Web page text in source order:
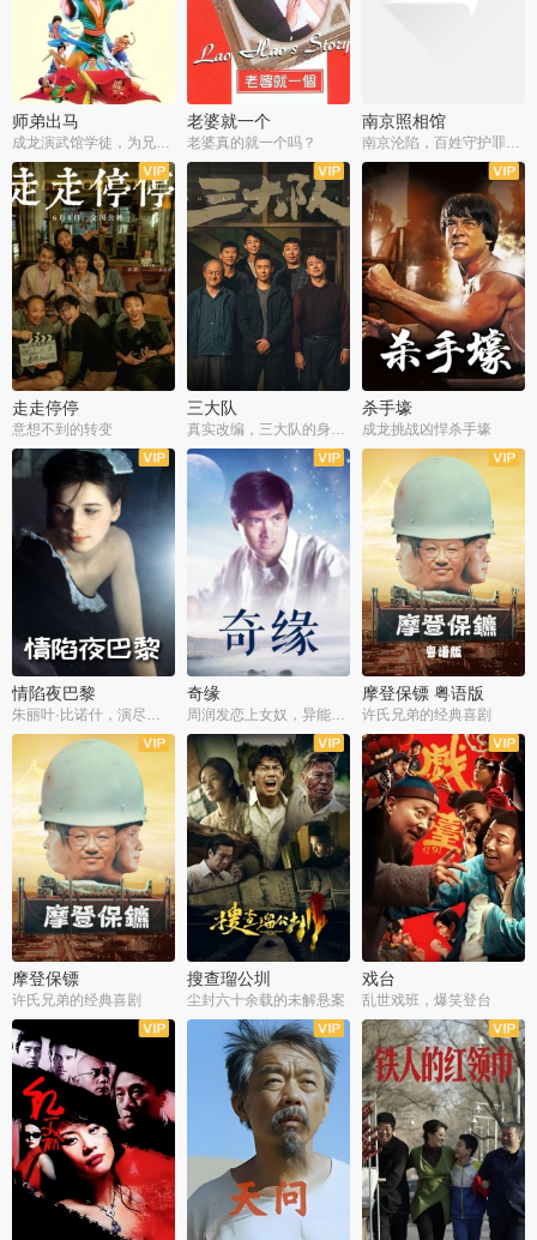
师弟出马
成龙演武馆学徒，为兄搏命战黑道
老婆就一个
老婆真的就一个吗？
南京照相馆
南京沦陷，百姓守护罪证底片
走走停停
意想不到的转变
三大队 杀手壕
成龙挑战凶悍杀手壕
情陷夜巴黎
朱丽叶·比诺什，演尽失爱之痛
奇缘
周润发恋上女奴，异能护体战邪派
摩登保镖 粤语版
许氏兄弟的经典喜剧
摩登保镖
许氏兄弟的经典喜剧
搜查瑠公圳
尘封六十余载的未解悬案
戏台
乱世戏班，爆笑登台